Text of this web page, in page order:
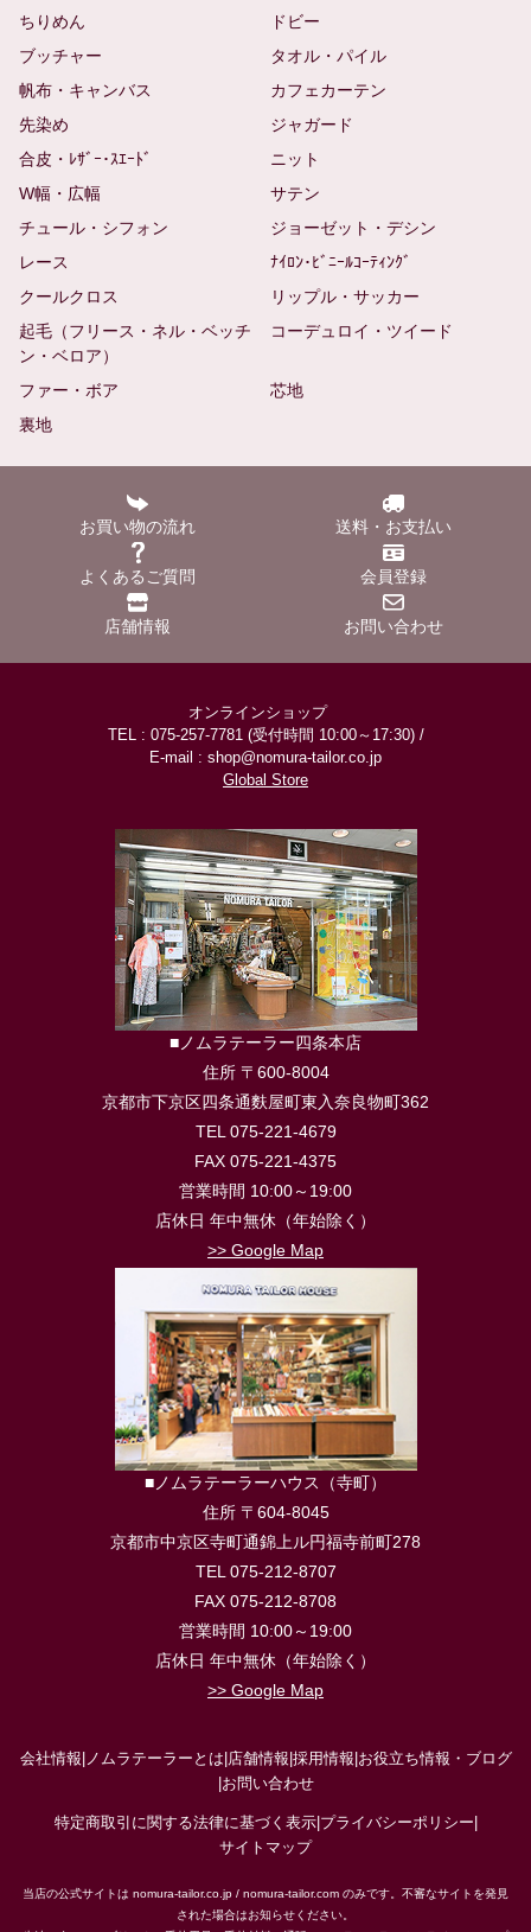
ちりめん
ドビー
ブッチャー
タオル・パイル
帆布・キャンバス
カフェカーテン
先染め
ジャガード
合皮・ﾚｻﾞｰ･ｽｴｰﾄﾞ
ニット
W幅・広幅
サテン
チュール・シフォン
ジョーゼット・デシン
レース
ﾅｲﾛﾝ･ﾋﾞﾆｰﾙｺｰﾃｨﾝｸﾞ
クールクロス
リップル・サッカー
起毛（フリース・ネル・ベッチ
ン・ベロア）
コーデュロイ・ツイード
ファー・ボア
芯地
裏地
お買い物の流れ 送料・お支払い
よくあるご質問 会員登録
店舗情報 お問い合わせ
オンラインショップ
TEL : 075-257-7781 (受付時間 10:00～17:30) /
E-mail : shop@nomura-tailor.co.jp
Global Store
■ノムラテーラー四条本店
住所 〒600-8004
京都市下京区四条通麩屋町東入奈良物町362
TEL 075-221-4679
FAX 075-221-4375
営業時間 10:00～19:00
店休日 年中無休（年始除く）
>> Google Map
■ノムラテーラーハウス（寺町）
住所 〒604-8045
京都市中京区寺町通錦上ル円福寺前町278
TEL 075-212-8707
FAX 075-212-8708
営業時間 10:00～19:00
店休日 年中無休（年始除く）
>> Google Map
会社情報 ノムラテーラーとは 店舗情報 採用情報 お役立ち情報・ブログ
お問い合わせ
特定商取引に関する法律に基づく表示| プライバシーポリシー
サイトマップ
当店の公式サイトは nomura-tailor.co.jp / nomura-tailor.com のみです。不審なサイトを発見
された場合はお知らせください。